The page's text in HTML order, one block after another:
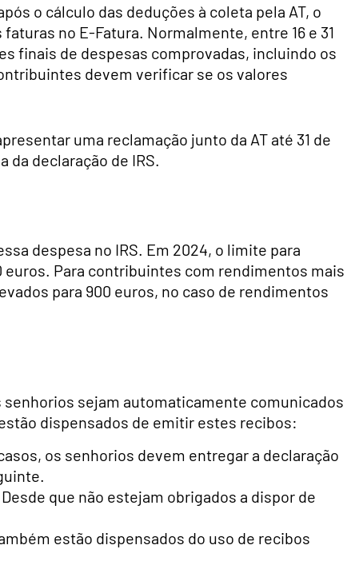
o cálculo das deduções à coleta pela AT, o
no E-Fatura. Normalmente, entre 16 e 31
finais de despesas comprovadas, incluindo os
devem verificar se os valores
uma reclamação junto da AT até 31 de
da declaração de IRS.
despesa no IRS. Em 2024, o limite para
Para contribuintes com rendimentos mais
para 900 euros, no caso de rendimentos
sejam automaticamente comunicados
dispensados de emitir estes recibos:
os senhorios devem entregar a declaração
Desde que não estejam obrigados a dispor de
estão dispensados do uso de recibos